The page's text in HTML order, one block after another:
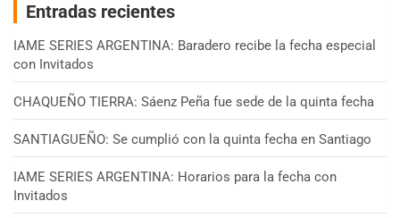
Entradas recientes
IAME SERIES ARGENTINA: Baradero recibe la fecha especial
con Invitados
CHAQUEÑO TIERRA: Sáenz Peña fue sede de la quinta fecha
SANTIAGUEÑO: Se cumplió con la quinta fecha en Santiago
IAME SERIES ARGENTINA: Horarios para la fecha con
Invitados